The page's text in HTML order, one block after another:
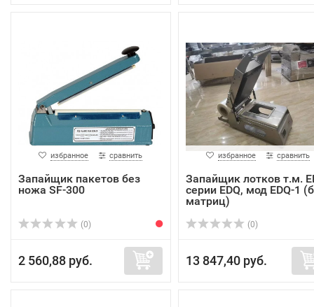
избранное сравнить
Запайщик пакетов без
ножа SF-300
(0)
2 560,88 руб.
избранное сравнить
Запайщик лотков т.м.
серии EDQ, мод EDQ-1
матриц)
(0)
13 847,40 руб.